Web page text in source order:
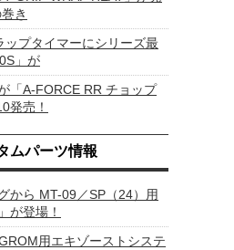
き
ップタイマーにシリーズ最
」が
「A-FORCE RR チョップ
発売！
ムパーツ情報
から MT-09／SP（24）用
が登場！
用エキゾーストシステ